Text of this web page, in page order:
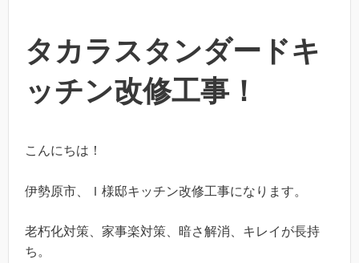
タカラスタンダードキ
ッチン改修工事！
こんにちは！
伊勢原市、Ｉ様邸キッチン改修工事になります。
老朽化対策、家事楽対策、暗さ解消、キレイが長持
ち。